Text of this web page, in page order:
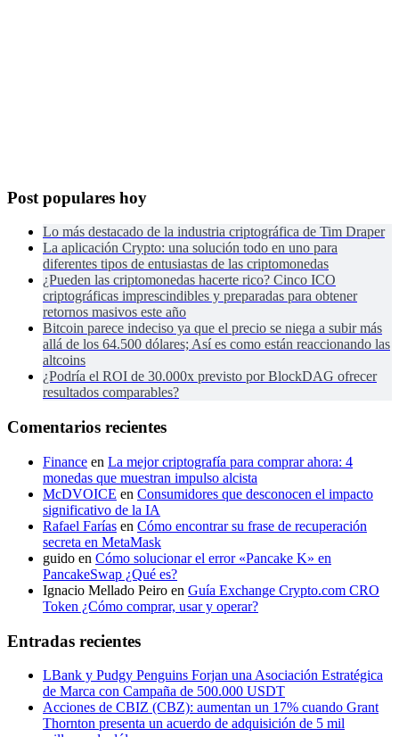
Post populares hoy
Lo más destacado de la industria criptográfica de Tim Draper
La aplicación Crypto: una solución todo en uno para
diferentes tipos de entusiastas de las criptomonedas
¿Pueden las criptomonedas hacerte rico? Cinco ICO
criptográficas imprescindibles y preparadas para obtener
retornos masivos este año
Bitcoin parece indeciso ya que el precio se niega a subir más
allá de los 64.500 dólares; Así es como están reaccionando las
altcoins
¿Podría el ROI de 30.000x previsto por BlockDAG ofrecer
resultados comparables?
Comentarios recientes
Finance en La mejor criptografía para comprar ahora: 4
monedas que muestran impulso alcista
McDVOICE en Consumidores que desconocen el impacto
significativo de la IA
Rafael Farías en Cómo encontrar su frase de recuperación
secreta en MetaMask
guido en Cómo solucionar el error «Pancake K» en
PancakeSwap ¿Qué es?
Ignacio Mellado Peiro en Guía Exchange Crypto.com CRO
Token ¿Cómo comprar, usar y operar?
Entradas recientes
LBank y Pudgy Penguins Forjan una Asociación Estratégica
de Marca con Campaña de 500.000 USDT
Acciones de CBIZ (CBZ): aumentan un 17% cuando Grant
Thornton presenta un acuerdo de adquisición de 5 mil